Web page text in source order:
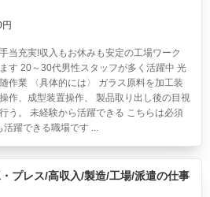
当充実!収入もお休みも安定の工場ワーク
す 20～30代男性スタッフが多く活躍中 光
作業 〈具体的には〉 ガラス原料を加工装
作、成型装置操作、 製品取り出し後の目視
う。 未経験から活躍できる こちらは必須
躍できる職場です ...
プレス/高収入/製造/工場/派遣の仕事